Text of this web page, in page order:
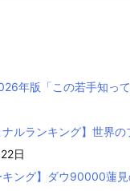
年版「この若手知っ
ナルランキング】世界
日
キング】ダウ90000蓮